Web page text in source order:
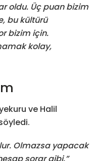
oldu. Üç puan bizim
bu kültürü
bizim için.
kolay,
ve Halil
Olmazsa yapacak